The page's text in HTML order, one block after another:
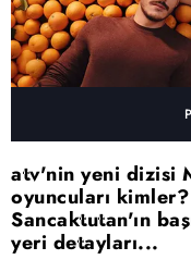
atv'nin yeni dizisi
oyuncuları
Sancaktutan'ın
yeri detayları...